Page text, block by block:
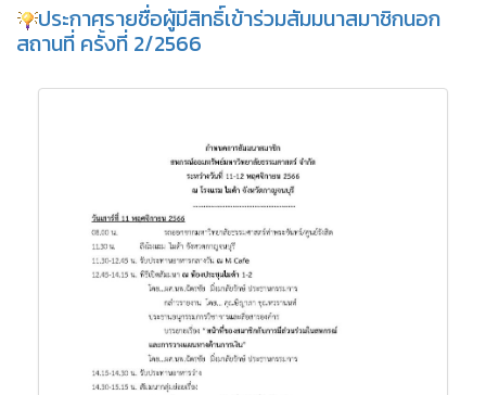
ประกาศรายชื่อผู้มีสิทธิ์เข้าร่วมสัมมนาสมาชิกนอก
สถานที่ ครั้งที่ 2/2566